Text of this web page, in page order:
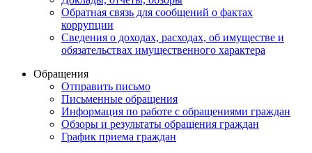
Обратная связь для сообщений о фактах
коррупции
Сведения о доходах, расходах, об имуществе и
обязательствах имущественного характера
Обращения
Отправить письмо
Письменные обращения
Информация по работе с обращениями граждан
Обзоры и результаты обращения граждан
График приема граждан